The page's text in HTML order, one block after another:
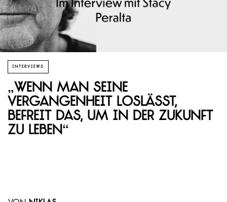
INTERVIEWS
„Wenn man seine
Vergangenheit loslässt,
befreit das, um in der Zukunft
zu leben“